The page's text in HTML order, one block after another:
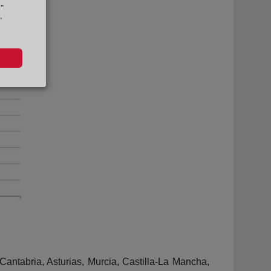
Asturias, Murcia, Castilla-La Mancha,